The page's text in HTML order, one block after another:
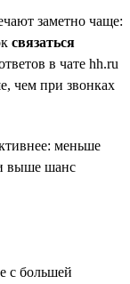
заметно чаще:
связаться
в чате hh.ru
чем при звонках
меньше
и выше шанс
с большей